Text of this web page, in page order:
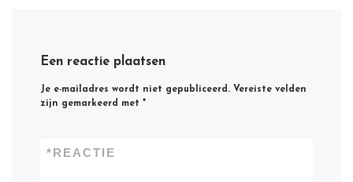
Een reactie plaatsen
Je e-mailadres wordt niet gepubliceerd. Vereiste velden
zijn gemarkeerd met*
REACTIE
*